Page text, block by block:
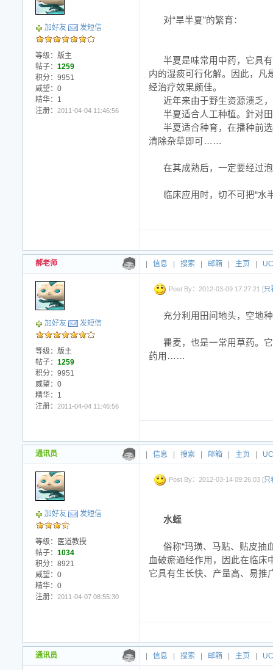
加好友 发短信
等级：版主
帖子： 1259
积分：9951
威望：0
精华：1
注册： 2011-04-04 11:46:56
对“旱半夏”的繁育：
半夏是味常用中药，它具
内的湿痰可行化解。因此，凡
经治疗效果颇佳。
近年来由于野生资源溃乏
半夏适合人工种植。針对
半夏适合种育，在播种前
清除杂草即可……
在其成熟后，一定要经过
临床应用时，切不可把“水
郝老师 信息 搜索 邮箱 主页 UC
加好友 发短信
等级：版主
帖子： 1259
积分：9951
威望：0
精华：1
注册： 2011-04-04 11:46:56
Post By：2012-03-09 17:27:21 [只
充分利用田间地头，空地种
瞿麦，也是一常用草药。
药用……
通讯员 信息 搜索 邮箱 主页 UC
加好友 发短信
等级：医道教授
帖子： 1034
积分：8921
威望：0
精华：0
注册： 2011-04-07 08:55:30
Post By：2012-03-14 09:26:03 [只
水蛭
俗称“玛璜、马贴、贴皮抽
血破瘀通经作用，因此在临床
它具有生长快、产量高、易推
通讯员 信息 搜索 邮箱 主页 UC